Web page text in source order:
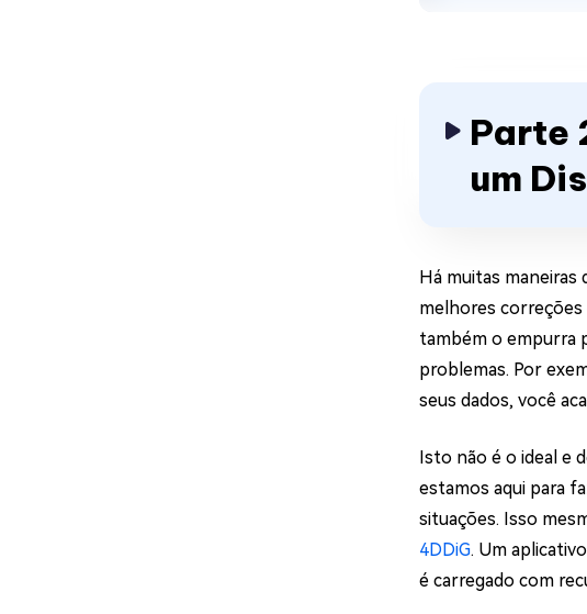
Parte
um
Há muitas maneiras
melhores correções
também o empurra
problemas. Por
seus dados, você
Isto não é o ideal e
estamos aqui para
situações. Isso
4DDiG. Um
é carregado com